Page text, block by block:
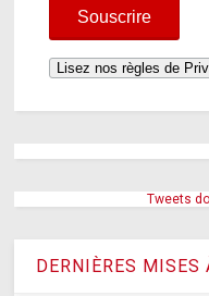
Tweets
DERNIÈRES MISES